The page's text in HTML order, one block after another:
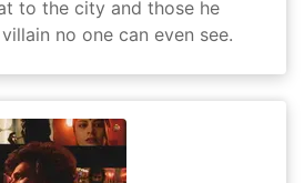
to the city and those he
no one can even see.